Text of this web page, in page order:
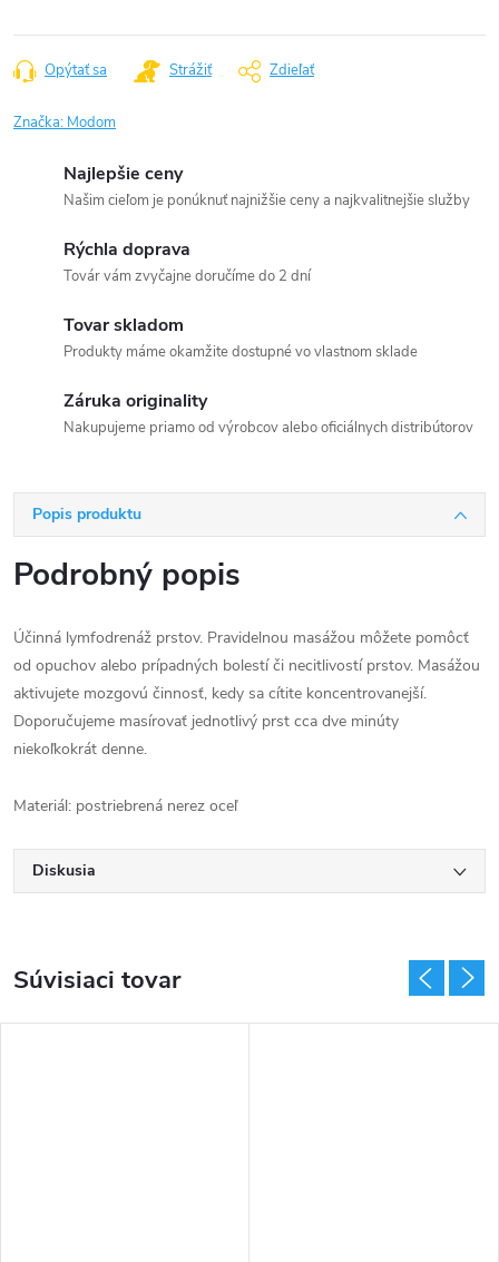
cena:
Opýtať sa Strážiť Zdieľať
Značka: Modom
Najlepšie ceny
Našim cieľom je ponúknuť najnižšie ceny a najkvalitnejšie služby
Rýchla doprava
Továr vám zvyčajne doručíme do 2 dní
Tovar skladom
Produkty máme okamžite dostupné vo vlastnom sklade
Záruka originality
Nakupujeme priamo od výrobcov alebo oficiálnych distribútorov
Popis produktu
Podrobný popis
Účinná lymfodrenáž prstov. Pravidelnou masážou môžete pomôcť
od opuchov alebo prípadných bolestí či necitlivostí prstov. Masážou
aktivujete mozgovú činnosť, kedy sa cítite koncentrovanejší.
Doporučujeme masírovať jednotlivý prst cca dve minúty
niekoľkokrát denne.
Materiál: postriebrená nerez oceľ
Diskusia
Súvisiaci tovar